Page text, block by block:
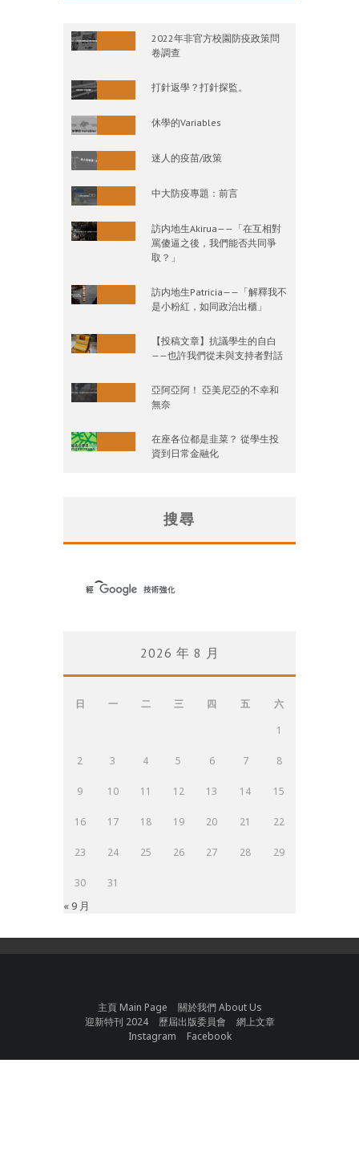
2022年非官方校園防疫政策問
卷調查
打針返學？打針探監。
休學的Variables
迷人的疫苗/政策
中大防疫專題：前言
訪内地生Akirua——「在互相對
罵傻逼之後，我們能否共同爭
取？」
訪内地生Patricia——「解釋我不
是小粉紅，如同政治出櫃」
【投稿文章】抗議學生的自白
——也許我們從未與支持者對話
亞阿亞阿！ 亞美尼亞的不幸和
無奈
在座各位都是韭菜？ 從學生投
資到日常金融化
搜尋
2026 年 8 月
日 一 二 三 四 五
六
1
2 3 4 5 6 7 8
9 10 11 12 13 14 15
16 17 18 19 20 21 22
23 24 25 26 27 28 29
30 31
« 9 月
主頁 Main Page
關於我們 About Us
迎新特刊 2024
歷屆出版委員會
網上文章
Instagram
Facebook